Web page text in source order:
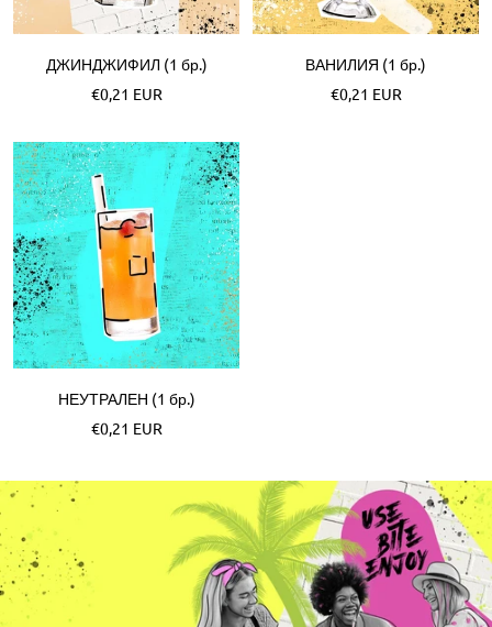
ДЖИНДЖИФИЛ (1 бр.)
Akční
€0,21 EUR
ВАНИЛИЯ (1 бр.)
Akční
€0,21 EUR
НЕУТРАЛЕН (1 бр.)
Akční
€0,21 EUR